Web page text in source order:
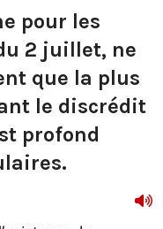
pour les
2 juillet, ne
que la plus
le discrédit
profond